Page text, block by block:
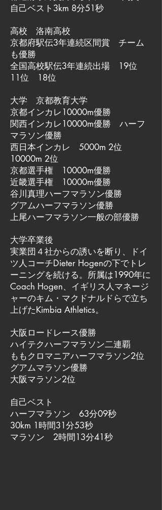
自己ベスト3km 8分51秒
高校 洛南高校
京都府駅伝3年連続区間賞 チーム
も優勝
全国高校駅伝3年連続出場 19位
11位 18位
大学 京都教育大学
京都インカレ10000m優勝
関西インカレ10000m優勝 ハーフ
マラソン優勝
西日本インカレ 5000m 2位
10000m 2位
京都選手権 10000m優勝
近畿選手権 10000m優勝
谷川真理ハーフマラソン優勝
グアムハーフマラソン優勝
上尾ハーフマラソン一般の部優勝
大学卒業後
実業団４社からの誘いを断り、ドイ
ツ人コーチDieter Hogenの下でトレ
ーニングを続ける。所属は1990年に
Coach Hogen、イギリス人マネージ
ャーのキム・マクドナルドらで立ち
上げたKimbia Athletics。
大阪ロードレース優勝
ハイテクハーフマラソン二連覇
ももクロマニアハーフマラソン2位
グアムマラソン優勝
大阪マラソン2位
自己ベスト
ハーフマラソン 63分09秒
30km 1時間31分53秒
マラソン 2時間13分41秒